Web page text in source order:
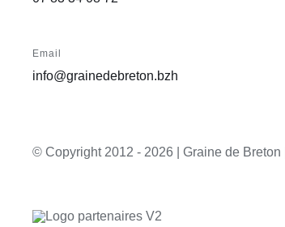
Email
info@grainedebreton.bzh
© Copyright 2012 - 2026 | Graine de Breton |